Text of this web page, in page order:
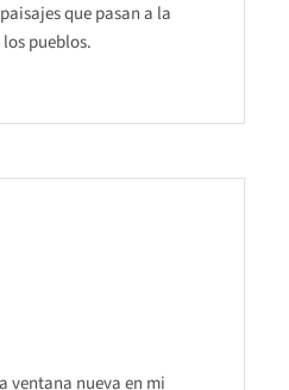
que pasan a la
pueblos.
ventana nueva en mi